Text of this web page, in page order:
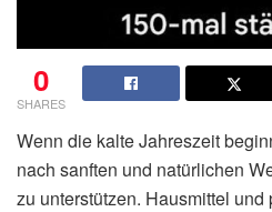
0
SHARES
Wenn die kalte Jahreszeit
nach sanften und natürlichen
zu unterstützen. Hausmittel